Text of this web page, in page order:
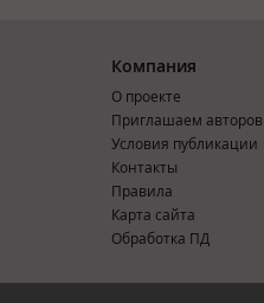
Компания
О проекте
Приглашаем авторов
Условия публикации
Контакты
Правила
Карта сайта
Обработка ПД